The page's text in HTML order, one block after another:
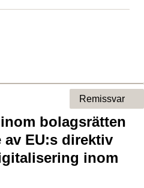
bolagsrätten
av EU:s direktiv
inom
Remissvar